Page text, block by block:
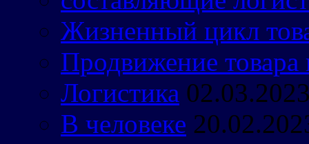
Жизненный цикл
Продвижение
Логистика
В человеке